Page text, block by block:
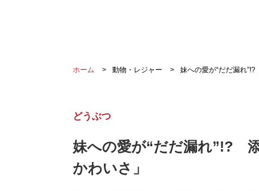
ホーム 動物・レジャー 妹への愛が“だだ漏れ
どうぶつ
妹への愛が“だだ漏れ”!?
かわいさ」